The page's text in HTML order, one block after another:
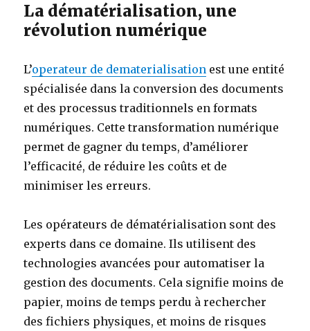
La dématérialisation, une
révolution numérique
L’operateur de dematerialisation est une entité
spécialisée dans la conversion des documents
et des processus traditionnels en formats
numériques. Cette transformation numérique
permet de gagner du temps, d’améliorer
l’efficacité, de réduire les coûts et de
minimiser les erreurs.
Les opérateurs de dématérialisation sont des
experts dans ce domaine. Ils utilisent des
technologies avancées pour automatiser la
gestion des documents. Cela signifie moins de
papier, moins de temps perdu à rechercher
des fichiers physiques, et moins de risques